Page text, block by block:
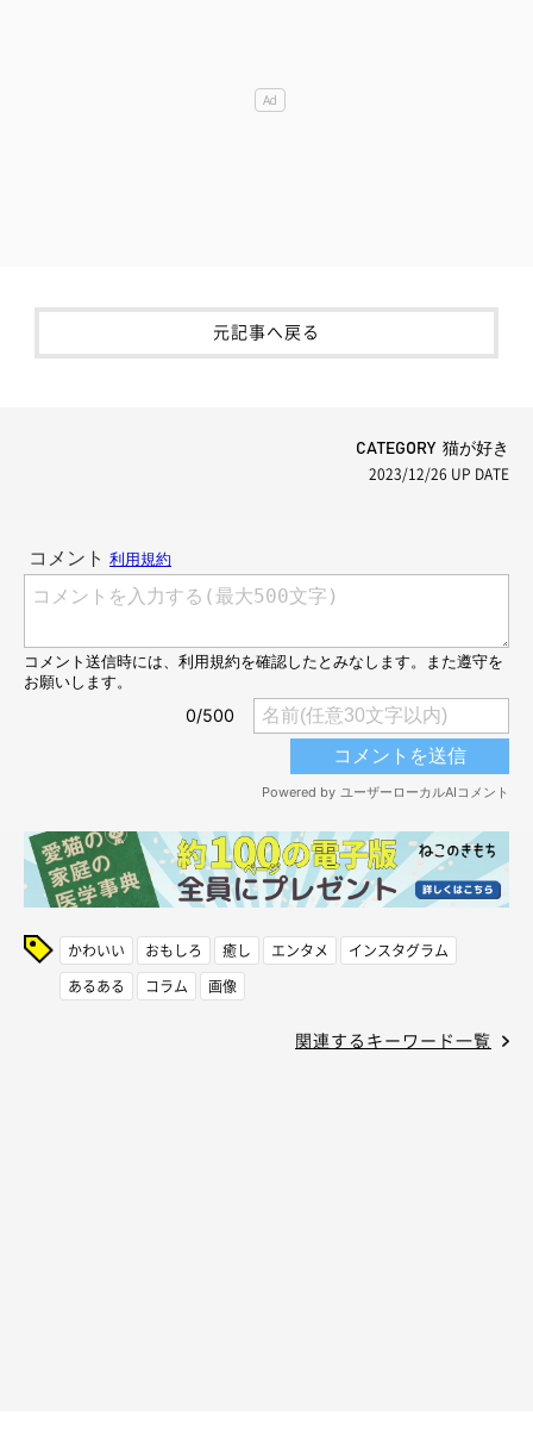
元記事へ戻る
CATEGORY 猫が好き
2023/12/26 UP DATE
かわいい おもしろ 癒し エンタメ
インスタグラム
あるある
コラム 画像
関連するキーワード一覧